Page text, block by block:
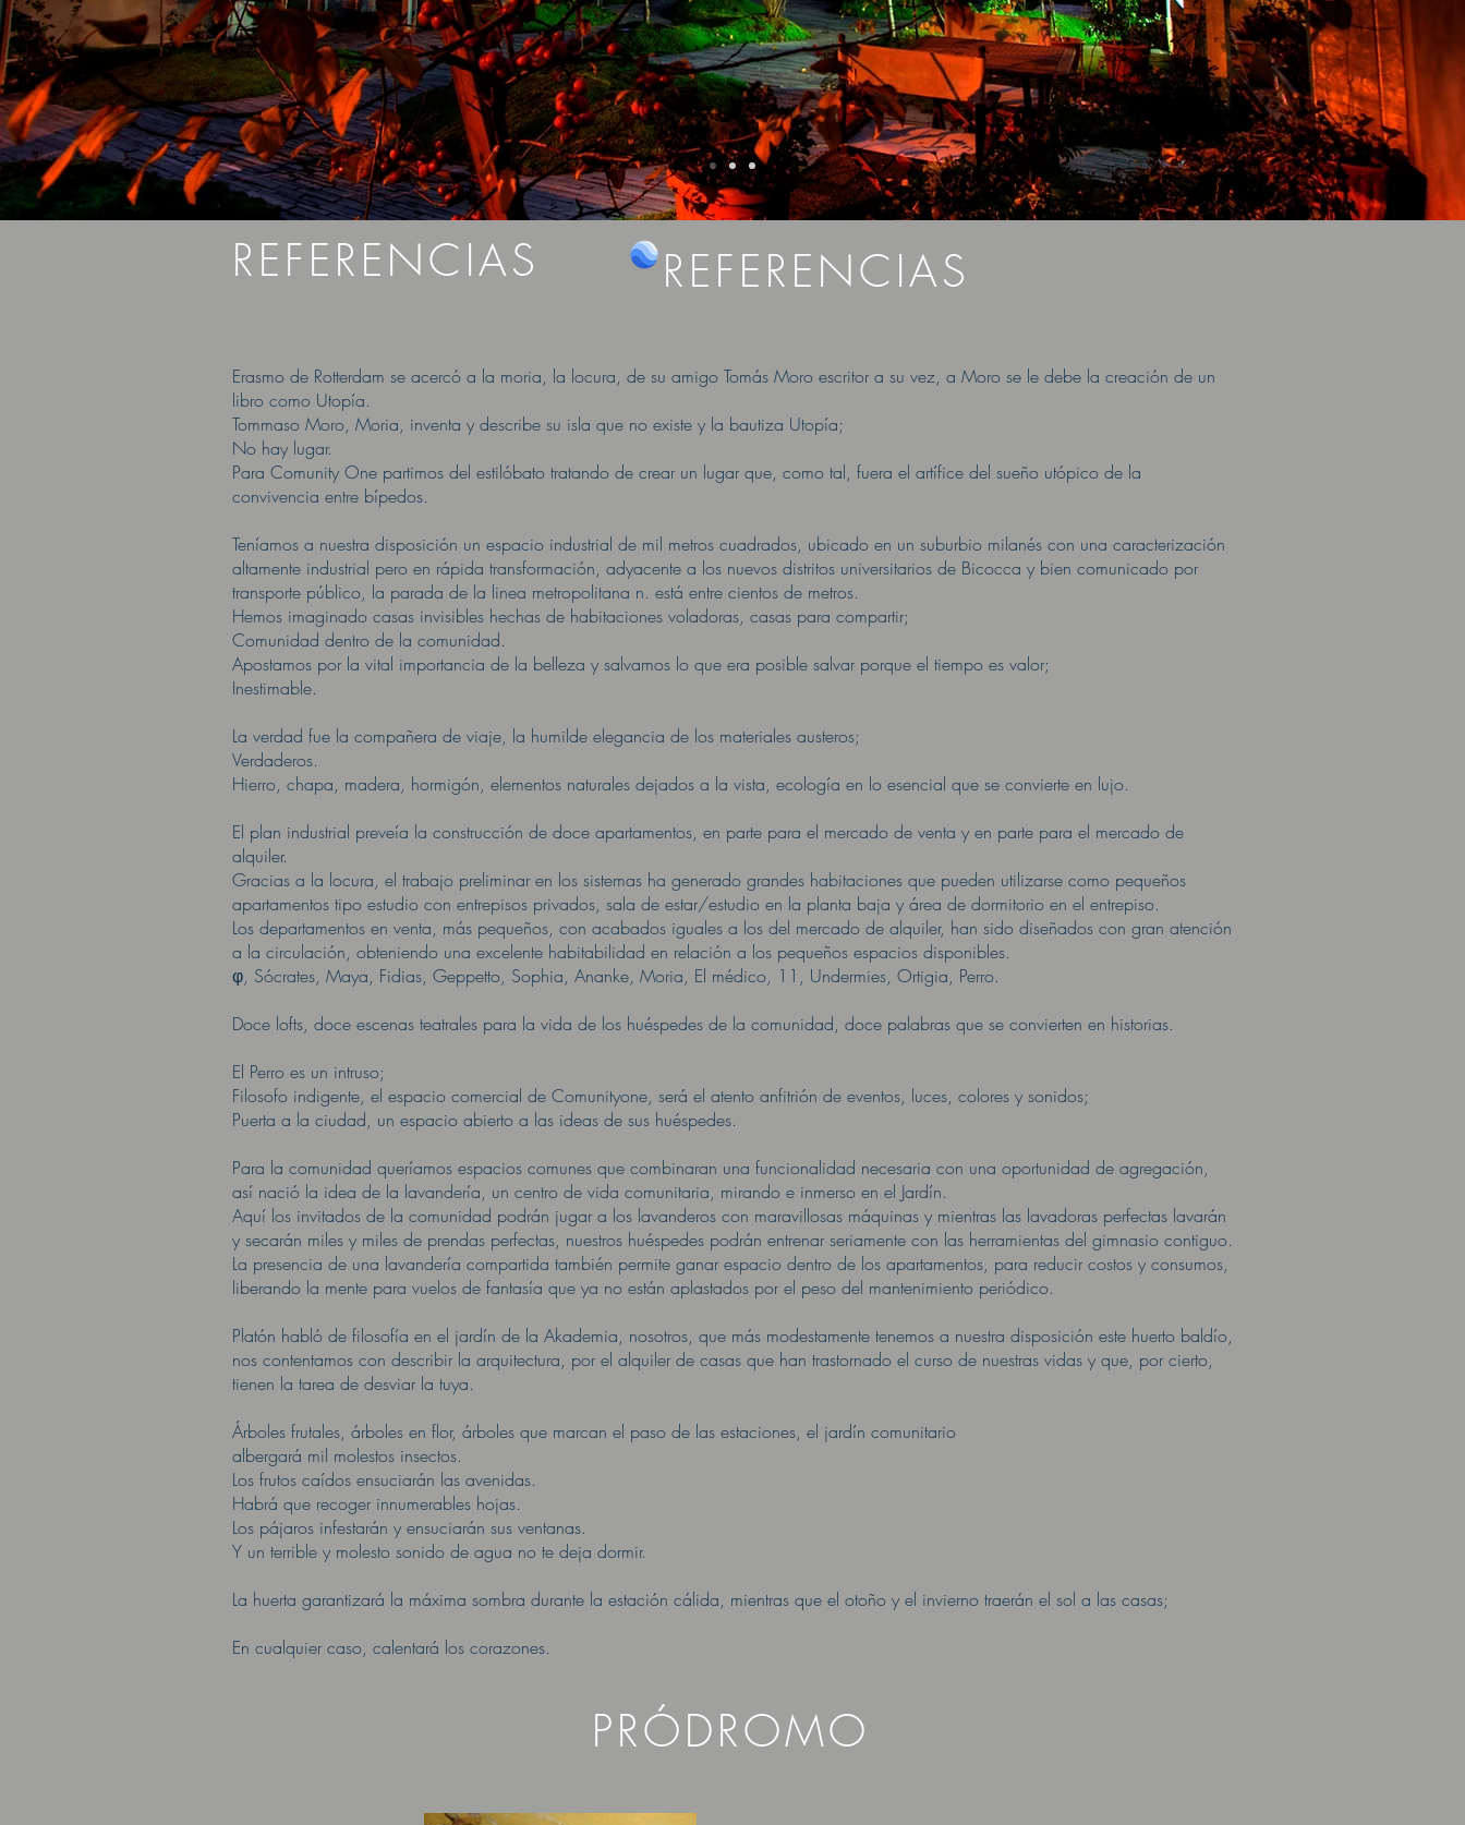
REFERENCIAS REFERENCIAS
Erasmo de Rotterdam se acercó a la moria, la locura, de su amigo Tomás Moro escritor a su vez, a Moro se le debe la creación de un
libro como Utopía.
Tommaso Moro, Moria, inventa y describe su isla que no existe y la bautiza Utopía;
No hay lugar.
Para Comunity One partimos del estilóbato tratando de crear un lugar que, como tal, fuera el artífice del sueño utópico de la
convivencia entre bípedos.
Teníamos a nuestra disposición un espacio industrial de mil metros cuadrados, ubicado en un suburbio milanés con una caracterización
altamente industrial pero en rápida transformación, adyacente a los nuevos distritos universitarios de Bicocca y bien comunicado por
transporte público, la parada de la linea metropolitana n. está entre cientos de metros.
Hemos imaginado casas invisibles hechas de habitaciones voladoras, casas para compartir;
Comunidad dentro de la comunidad.
Apostamos por la vital importancia de la belleza y salvamos lo que era posible salvar porque el tiempo es valor;
Inestimable.
La verdad fue la compañera de viaje, la humilde elegancia de los materiales austeros;
Verdaderos.
Hierro, chapa, madera, hormigón, elementos naturales dejados a la vista, ecología en lo esencial que se convierte en lujo.
El plan industrial preveía la construcción de doce apartamentos, en parte para el mercado de venta y en parte para el mercado de
alquiler.
Gracias a la locura, el trabajo preliminar en los sistemas ha generado grandes habitaciones que pueden utilizarse como pequeños
apartamentos tipo estudio con entrepisos privados, sala de estar/estudio en la planta baja y área de dormitorio en el entrepiso.
Los departamentos en venta, más pequeños, con acabados iguales a los del mercado de alquiler, han sido diseñados con gran atención
a la circulación, obteniendo una excelente habitabilidad en relación a los pequeños espacios disponibles.
φ, Sócrates, Maya, Fidias, Geppetto, Sophia, Ananke, Moria, El médico, 11, Undermies, Ortigia, Perro.
Doce lofts, doce escenas teatrales para la vida de los huéspedes de la comunidad, doce palabras que se convierten en historias.
El Perro es un intruso;
Filosofo indigente, el espacio comercial de Comunityone, será el atento anfitrión de eventos, luces, colores y sonidos;
Puerta a la ciudad, un espacio abierto a las ideas de sus huéspedes.
Para la comunidad queríamos espacios comunes que combinaran una funcionalidad necesaria con una oportunidad de agregación,
así nació la idea de la lavandería, un centro de vida comunitaria, mirando e inmerso en el Jardín.
Aquí los invitados de la comunidad podrán jugar a los lavanderos con maravillosas máquinas y mientras las lavadoras perfectas lavarán
y secarán miles y miles de prendas perfectas, nuestros huéspedes podrán entrenar seriamente con las herramientas del gimnasio contiguo.
La presencia de una lavandería compartida también permite ganar espacio dentro de los apartamentos, para reducir costos y consumos,
liberando la mente para vuelos de fantasía que ya no están aplastados por el peso del mantenimiento periódico.
Platón habló de filosofía en el jardín de la Akademia, nosotros, que más modestamente tenemos a nuestra disposición este huerto baldío,
nos contentamos con describir la arquitectura, por el alquiler de casas que han trastornado el curso de nuestras vidas y que, por cierto,
tienen la tarea de desviar la tuya.
Árboles frutales, árboles en flor, árboles que marcan el paso de las estaciones, el jardín comunitario
albergará mil molestos insectos.
Los frutos caídos ensuciarán las avenidas.
Habrá que recoger innumerables hojas.
Los pájaros infestarán y ensuciarán sus ventanas.
Y un terrible y molesto sonido de agua no te deja dormir.
La huerta garantizará la máxima sombra durante la estación cálida, mientras que el otoño y el invierno traerán el sol a las casas;
En cualquier caso, calentará los corazones.
PRÓDROMO